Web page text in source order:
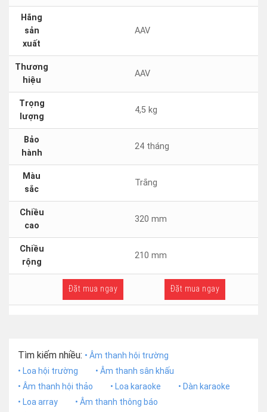
Hãng
sản
xuất
AAV
Thương
hiệu
AAV
Trọng
lượng
4,5 kg
Bảo
hành
24 tháng
Màu
sắc
Trắng
Chiều
cao
320 mm
Chiều
rộng
210 mm
Đặt mua ngay Đặt mua ngay
Tìm kiếm nhiều: • Âm thanh hội trường
• Loa hội trường
• Âm thanh sân khấu
• Âm thanh hội thảo
• Loa karaoke
• Dàn karaoke
• Loa array
• Âm thanh thông báo